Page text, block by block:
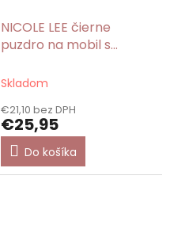
NICOLE LEE čierne
puzdro na mobil s
Belleza
Skladom
€21,10 bez DPH
€25,95
Do košíka